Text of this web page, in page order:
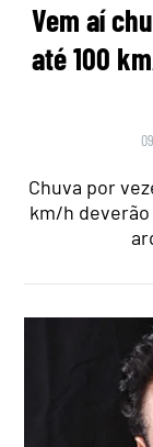
Vem aí
até 100
Chuva por
km/h